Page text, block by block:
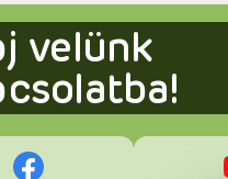
velünk